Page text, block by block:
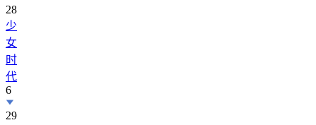
28
少
女
时
代
6
29